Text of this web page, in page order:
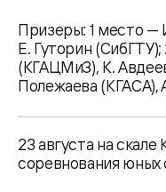
Призеры: 1 место —
Е. Гуторин
(КГАЦМиЗ), К.
Полежаева (КГАСА),
23 августа на
соревнования юных